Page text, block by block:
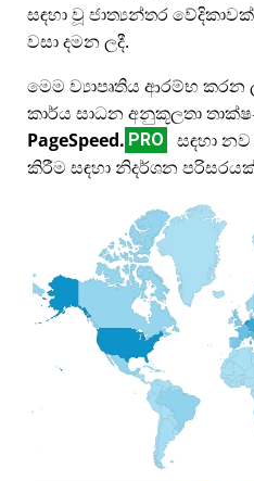
සඳහා වූ ජාත්‍යන්තර
වසා දමන ලදී.
මෙම ව්‍යාපෘතිය ආරම්භ කරන
කාර්ය සාධන අනුකූලතා
PageSpeed. PRO
සඳහා
කිරීම සඳහා නිදර්ශන